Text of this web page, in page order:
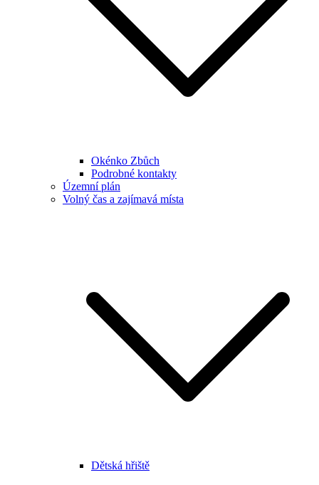
Okénko Zbůch
Podrobné kontakty
Územní plán
Volný čas a zajímavá místa
Dětská hřiště